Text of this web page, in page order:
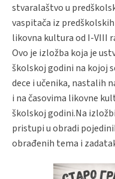
stvaralaštvo u
vaspitača iz
likovna kultura od I-VIII
Ovo je izložba koja je
školskoj godini na kojoj
dece i učenika, nastalih
i na časovima likovne
školskoj godini.Na
pristupi u obradi
obrađenih tema i